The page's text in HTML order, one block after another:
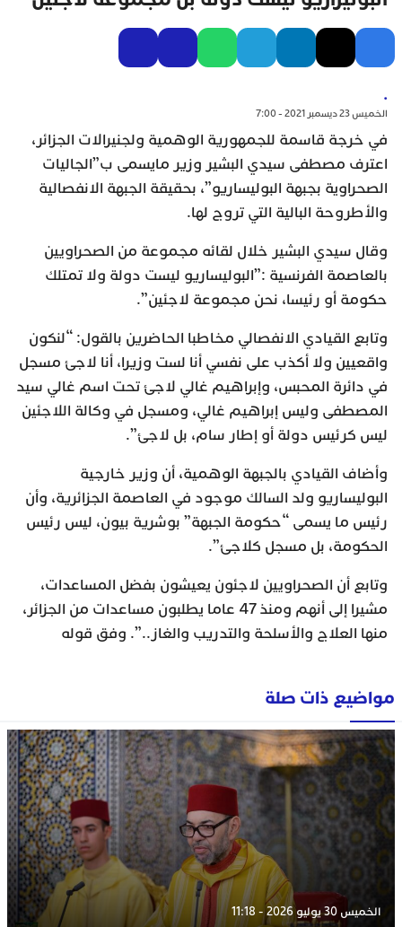
.
الخميس 23 ديسمبر 2021 - 7:00
في خرجة قاسمة للجمهورية الوهمية ولجنيرالات الجزائر،
اعترف مصطفى سيدي البشير وزير مايسمى ب”الجاليات
الصحراوية بجبهة البوليساريو”، بحقيقة الجبهة الانفصالية
والأطروحة البالية التي تروج لها.
وقال سيدي البشير خلال لقائه مجموعة من الصحراويين
بالعاصمة الفرنسية :”البوليساريو ليست دولة ولا تمتلك
حكومة أو رئيسا، نحن مجموعة لاجئين”.
وتابع القيادي الانفصالي مخاطبا الحاضرين بالقول: “لنكون
واقعيين ولا أكذب على نفسي أنا لست وزيرا، أنا لاجئ مسجل
في دائرة المحبس، وإبراهيم غالي لاجئ تحت اسم غالي سيد
المصطفى وليس إبراهيم غالي، ومسجل في وكالة اللاجئين
ليس كرئيس دولة أو إطار سام، بل لاجئ”.
وأضاف القيادي بالجبهة الوهمية، أن وزير خارجية
البوليساريو ولد السالك موجود في العاصمة الجزائرية، وأن
رئيس ما يسمى “حكومة الجبهة” بوشرية بيون، ليس رئيس
الحكومة، بل مسجل كلاجئ”.
وتابع أن الصحراويين لاجئون يعيشون بفضل المساعدات،
مشيرا إلى أنهم ومنذ 47 عاما يطلبون مساعدات من الجزائر،
منها العلاج والأسلحة والتدريب والغاز..”. وفق قوله
مواضيع ذات صلة
الخميس 30 يوليو 2026 - 11:18